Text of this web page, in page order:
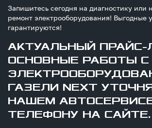
Запишитесь сегодня на диагностику или
ремонт электрооборудования! Выгодные
гарантируются!
АКТУАЛЬНЫЙ ПРАЙС-
ОСНОВНЫЕ РАБОТЫ С
ГАЗЕЛИ NEXT
НАШЕМ
ТЕЛЕФОНУ НА САЙТЕ.